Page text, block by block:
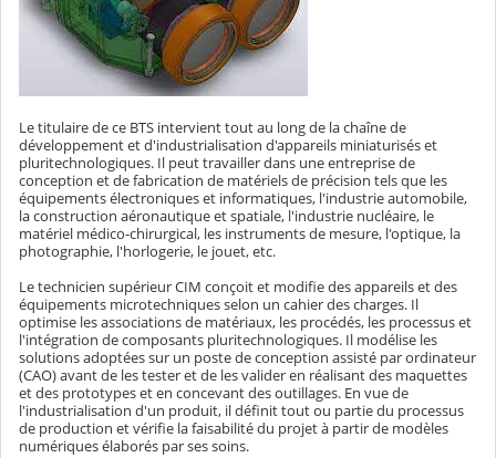
Le titulaire de ce BTS intervient tout au long de la chaîne de
développement et d'industrialisation d'appareils miniaturisés et
pluritechnologiques. Il peut travailler dans une entreprise de
conception et de fabrication de matériels de précision tels que les
équipements électroniques et informatiques, l'industrie automobile,
la construction aéronautique et spatiale, l'industrie nucléaire, le
matériel médico-chirurgical, les instruments de mesure, l'optique, la
photographie, l'horlogerie, le jouet, etc.
Le technicien supérieur CIM conçoit et modifie des appareils et des
équipements microtechniques selon un cahier des charges. Il
optimise les associations de matériaux, les procédés, les processus et
l'intégration de composants pluritechnologiques. Il modélise les
solutions adoptées sur un poste de conception assisté par ordinateur
(CAO) avant de les tester et de les valider en réalisant des maquettes
et des prototypes et en concevant des outillages. En vue de
l'industrialisation d'un produit, il définit tout ou partie du processus
de production et vérifie la faisabilité du projet à partir de modèles
numériques élaborés par ses soins.